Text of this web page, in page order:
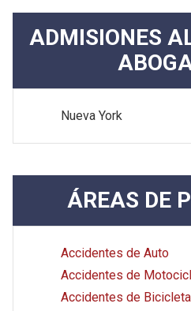
ADMISIONES
Nueva York
ÁREAS DE
Accidentes de Auto
Accidentes de
Accidentes de Bicicleta